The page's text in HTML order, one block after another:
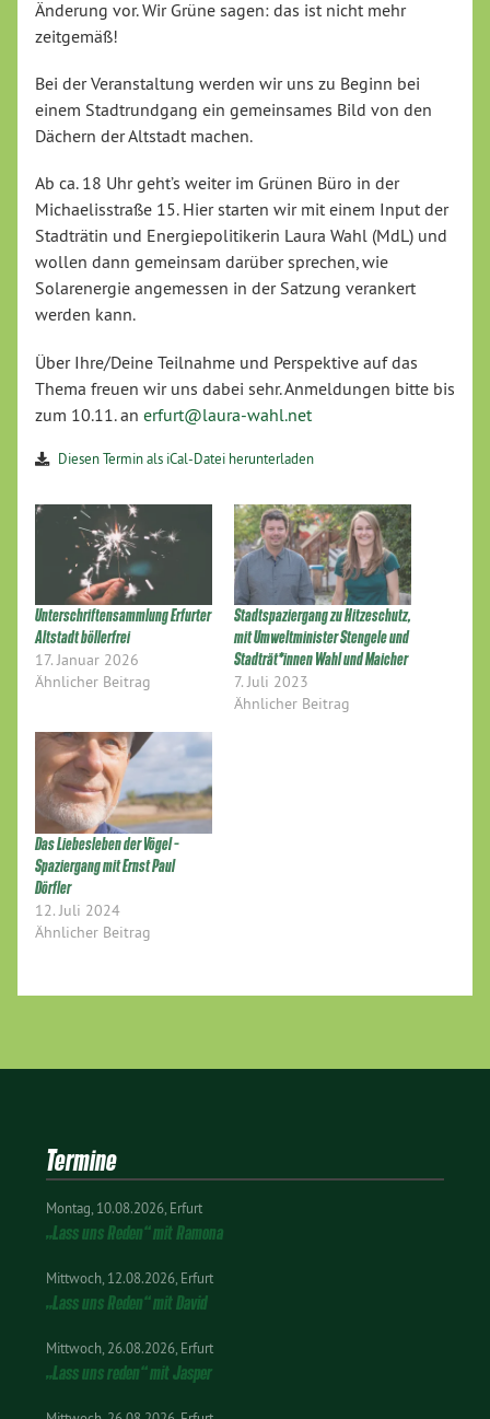
Änderung vor. Wir Grüne sagen: das ist nicht mehr
zeitgemäß!
Bei der Veranstaltung werden wir uns zu Beginn bei
einem Stadtrundgang ein gemeinsames Bild von den
Dächern der Altstadt machen.
Ab ca. 18 Uhr geht’s weiter im Grünen Büro in der
Michaelisstraße 15. Hier starten wir mit einem Input der
Stadträtin und Energiepolitikerin Laura Wahl (MdL) und
wollen dann gemeinsam darüber sprechen, wie
Solarenergie angemessen in der Satzung verankert
werden kann.
Über Ihre/Deine Teilnahme und Perspektive auf das
Thema freuen wir uns dabei sehr. Anmeldungen bitte bis
zum 10.11. an erfurt@laura-wahl.net
Diesen Termin als iCal-Datei herunterladen
Unterschriftensammlung Erfurter
Altstadt böllerfrei
17. Januar 2026
Ähnlicher Beitrag
Stadtspaziergang zu Hitzeschutz,
mit Umweltminister Stengele und
Stadträt*innen Wahl und Maicher
7. Juli 2023
Ähnlicher Beitrag
Das Liebesleben der Vögel –
Spaziergang mit Ernst Paul
Dörfler
12. Juli 2024
Ähnlicher Beitrag
Termine
Montag 10.08.2026 Erfurt
„Lass uns Reden“ mit Ramona
Mittwoch 12.08.2026 Erfurt
„Lass uns Reden“ mit David
Mittwoch 26.08.2026 Erfurt
„Lass uns reden“ mit Jasper